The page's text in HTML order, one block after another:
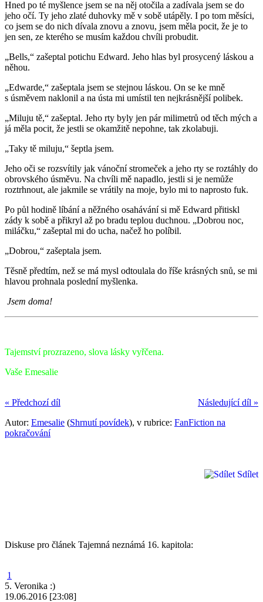
Hned po té myšlence jsem se na něj otočila a zadívala jsem se do
jeho očí. Ty jeho zlaté duhovky mě v sobě utápěly. I po tom měsíci,
co jsem se do nich dívala znovu a znovu, jsem měla pocit, že je to
jen sen, ze kterého se musím každou chvíli probudit.
„Bells,“ zašeptal potichu Edward. Jeho hlas byl prosycený láskou a
něhou.
„Edwarde,“ zašeptala jsem se stejnou láskou. On se ke mně
s úsměvem naklonil a na ústa mi umístil ten nejkrásnější polibek.
„Miluju tě,“ zašeptal. Jeho rty byly jen pár milimetrů od těch mých a
já měla pocit, že jestli se okamžitě nepohne, tak zkolabuji.
„Taky tě miluju,“ šeptla jsem.
Jeho oči se rozsvítily jak vánoční stromeček a jeho rty se roztáhly do
obrovského úsměvu. Na chvíli mě napadlo, jestli si je nemůže
roztrhnout, ale jakmile se vrátily na moje, bylo mi to naprosto fuk.
Po půl hodině líbání a něžného osahávání si mě Edward přitiskl
zády k sobě a přikryl až po bradu teplou duchnou. „Dobrou noc,
miláčku,“ zašeptal mi do ucha, načež ho políbil.
„Dobrou,“ zašeptala jsem.
Těsně předtím, než se má mysl odtoulala do říše krásných snů, se mi
hlavou prohnala poslední myšlenka.
Jsem doma!
Tajemství prozrazeno, slova lásky vyřčena.
Vaše Emesalie
« Předchozí díl
Následující díl »
Autor: Emesalie (Shrnutí povídek), v rubrice: FanFiction na
pokračování
Sdílet
Diskuse pro článek Tajemná neznámá 16. kapitola:
1
5. Veronika :)
19.06.2016 [23:08]